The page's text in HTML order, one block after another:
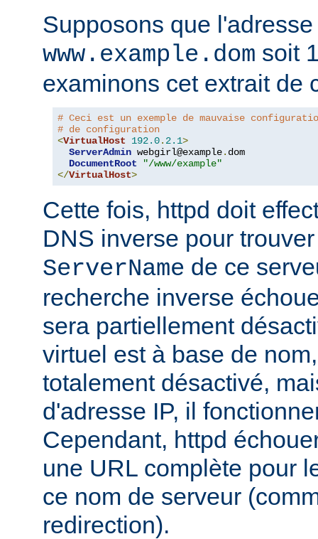
Supposons que
www.example.dom soit
examinons cet extrait de
# Ceci est un exemple de mauvaise
# de configuration
<VirtualHost 192.0. 2.1>
ServerAdmin webgirl@example. dom
DocumentRoot
"/www/example"
</VirtualHost>
Cette fois, httpd doit
DNS inverse pour
ServerName de ce
recherche inverse
sera partiellement
virtuel est à base de
totalement désactivé,
d'adresse IP, il
Cependant, httpd
une URL complète pour
ce nom de serveur
redirection).